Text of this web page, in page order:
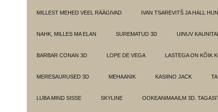
MILLEST MEHED VEEL RÄÄGIVAD IVAN TSAREVITŠ JA HALL
NAHK, MILLES MA ELAN SUREMATUD 3D UINUV
BARBAR CONAN 3D LOPE DE VEGA LASTEGA ON KÕIK
MERESAURUSED 3D MEHAANIK KASIINO JACK
LUBA MIND SISSE SKYLINE OOKEANIMAAILM 3D.